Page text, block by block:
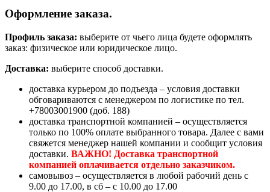
Оформление заказа.
Профиль заказа: выберите от чьего лица будете оформлять
заказ: физическое или юридическое лицо.
Доставка: выберите способ доставки.
доставка курьером до подъезда – условия доставки
обговариваются с менеджером по логистике по тел.
+78003001900 (доб. 188)
доставка транспортной компанией – осуществляется
только по 100% оплате выбранного товара. Далее с вами
свяжется менеджер нашей компании и сообщит условия
доставки. ВАЖНО! Доставка транспортной
компанией оплачивается отдельно заказчиком.
самовывоз – осуществляется в любой рабочий день с
9.00 до 17.00, в сб – с 10.00 до 17.00